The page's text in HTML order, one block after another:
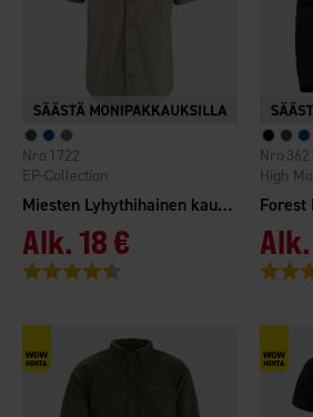
Miesten Lyhythihainen kauluspaita
EP-Collection
1722
Alk. 18 €
Arvio:
Forest
High
3621
Alk.
Arvio: